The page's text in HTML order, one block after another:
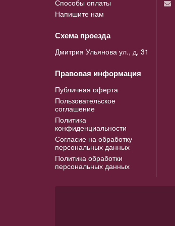
Способы оплаты
Напишите нам
Схема проезда
Дмитрия Ульянова ул., д. 31
Правовая информация
Публичная оферта
Пользовательское
соглашение
Политика
конфиденциальности
Согласие на обработку
персональных данных
Политика обработки
персональных данных